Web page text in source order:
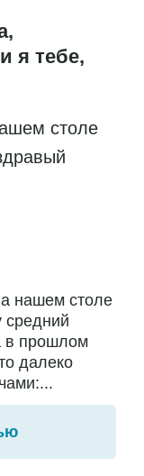
я тебе,
столе
нашем столе
в прошлом
далеко